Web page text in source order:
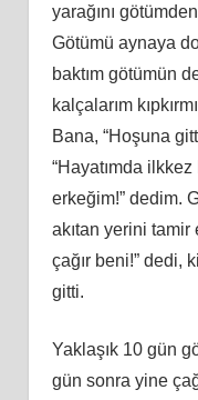
yarağını
Götümü aynaya
baktım götümün
kalçalarım
Bana, “Hoşuna
“Hayatımda
erkeğim!” dedim.
akıtan yerini tamir
çağır beni!” dedi,
gitti.
Yaklaşık 10 gün
gün sonra yine